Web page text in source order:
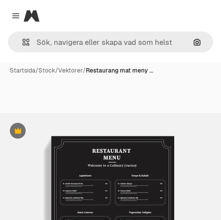
Close menu
Magnific
Sök
Startsida/Stock/Vektorer/Restaurang mat meny …
Premie